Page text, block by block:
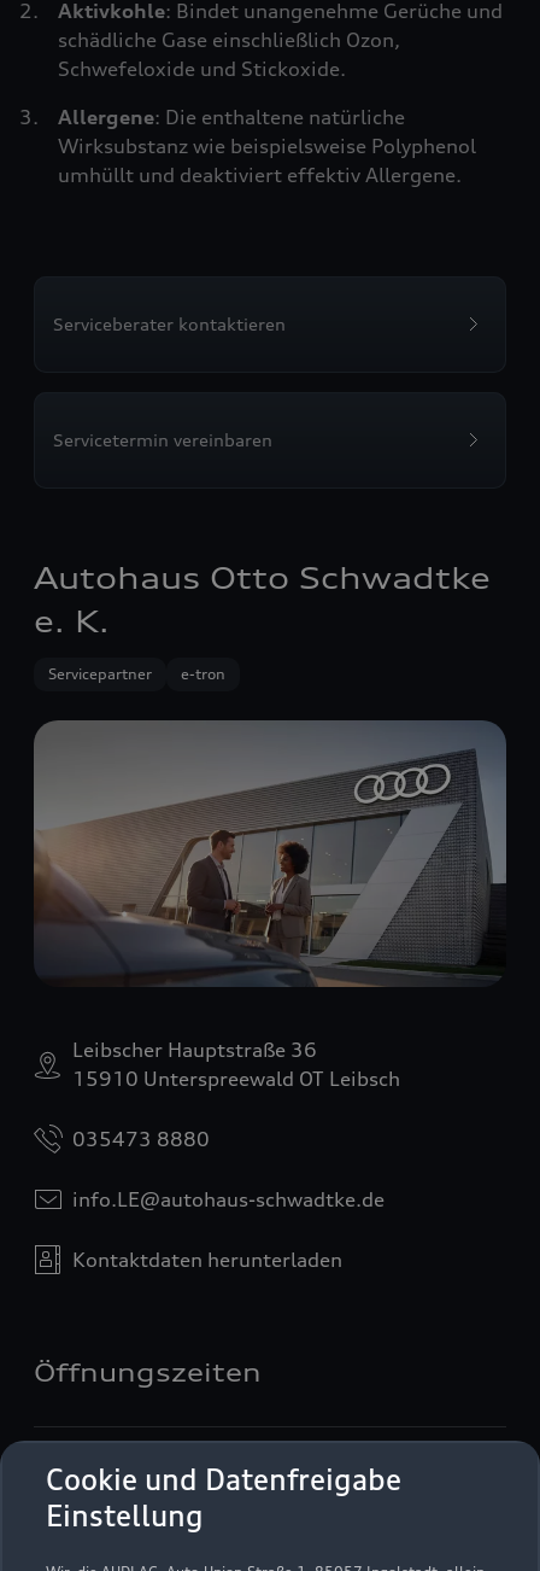
Cookie und Datenfreigabe
Einstellung
Aktivkohle: Bindet unangenehme Gerüche und
schädliche Gase einschließlich Ozon,
Schwefeloxide und Stickoxide.
Allergene: Die enthaltene natürliche
Wirksubstanz wie beispielsweise Polyphenol
umhüllt und deaktiviert effektiv Allergene.
Serviceberater kontaktieren
Servicetermin vereinbaren
Autohaus Otto Schwadtke
e. K.
Servicepartner e-tron
Leibscher Hauptstraße 36
15910 Unterspreewald OT Leibsch
035473 8880
info.LE@autohaus-schwadtke.de
Kontaktdaten herunterladen
Öffnungszeiten
Geschlossen ,öffnet am Montag 09:00